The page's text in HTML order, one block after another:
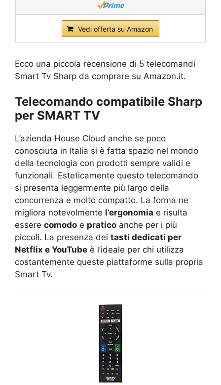
Vedi offerta su Amazon
Ecco una piccola recensione di 5 telecomandi
Smart Tv Sharp da comprare su Amazon.it.
Telecomando compatibile Sharp
per SMART TV
L’azienda House Cloud anche se poco
conosciuta in Italia si è fatta spazio nel mondo
della tecnologia con prodotti sempre validi e
funzionali. Esteticamente questo telecomando
si presenta leggermente più largo della
concorrenza e molto compatto. La forma ne
migliora notevolmente l’ergonomia e risulta
essere comodo e pratico anche per i più
piccoli. La presenza dei tasti dedicati per
Netflix e YouTube è l’ideale per chi utilizza
costantemente queste piattaforme sulla propria
Smart Tv.